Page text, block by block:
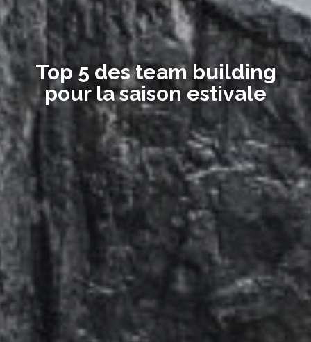
Top 5 des team building
pour la saison estivale